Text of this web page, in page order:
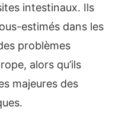
intestinaux. Ils
estimés dans les
problèmes
alors qu’ils
majeures des